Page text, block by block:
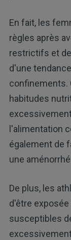
En fait, les
règles après
restrictifs et
d'une
confinements.
habitudes
l'alimentation
également de
une
De plus, les
d'être
susceptibles